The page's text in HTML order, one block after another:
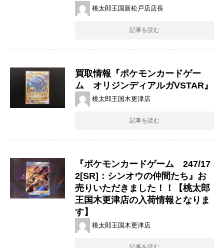
桃太郎王国新松戸店店長
記事を読む
買取情報『ポケモンカードゲー
ム オリジンディアルガVSTAR』
桃太郎王国木更津店
記事を読む
『ポケモンカードゲーム 247/17
2[SR]：シンオウの仲間たち』お
売りいただきました！！【桃太郎
王国木更津店の入荷情報となりま
す】
桃太郎王国木更津店